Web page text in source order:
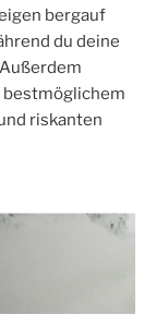
bergauf
du deine
bestmöglichem
riskanten